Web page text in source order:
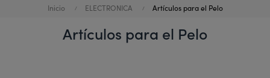
Inicio ELECTRONICA Artículos para el Pelo
Artículos para el Pelo